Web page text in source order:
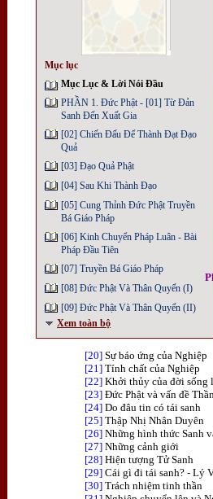
Mục lục
Mục Lục & Lời Nói Đầu
PHẦN 1. Đức Phật - [01] Từ Đản
Sanh Đến Xuất Gia
[02] Chiến Đấu Để Thành Đạt Đạo
Quả
[03] Đạo Quả Phật
[04] Sau Khi Thành Đạo
[05] Cung Thỉnh Đức Phật Truyền
Bá Giáo Pháp
[06] Kinh Chuyển Pháp Luân - Bài
Pháp Đầu Tiên
[07] Truyền Bá Giáo Pháp
[08] Đức Phật Và Thân Quyến (I)
[09] Đức Phật Và Thân Quyến (II)
Xem toàn bộ
[20] Sự báo ứng của Nghiệp
[21] Tính chất của Nghiệp
[22] Khởi thủy của đời sống
[23] Đức Phật và vấn đề
[24] Do đâu tin có tái sanh
[25] Thập Nhị Nhân Duyên
[26] Những hình thức Sanh
[27] Những cảnh giới
[28] Hiện tượng Tử Sanh
[29] Cái gì đi tái sanh? - Lý
[30] Trách nhiệm tinh thần